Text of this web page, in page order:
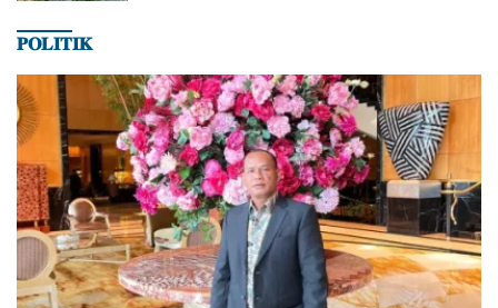
𝐏𝐎𝐋𝐈𝐓𝐈𝐊